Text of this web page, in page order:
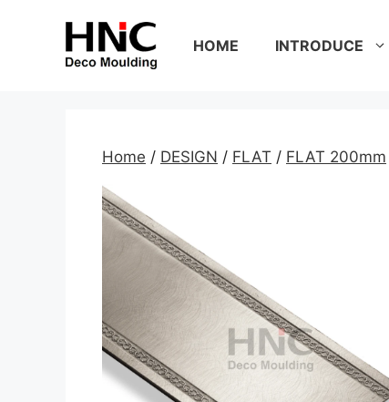
HOME INTRODUCE
Home / DESIGN / FLAT / FLAT 200mm